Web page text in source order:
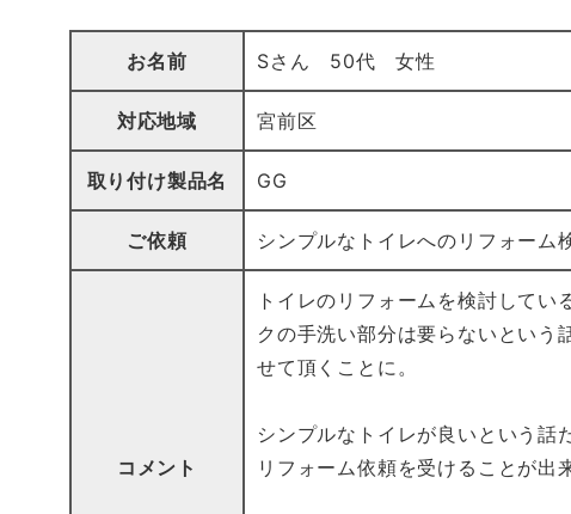
お名前 Sさん 50代 女性
対応地域 宮前区
取り付け製品名 GG
ご依頼 シンプルなトイレへのリフォーム
コメント
トイレのリフォームを検討して
クの手洗い部分は要らないという
せて頂くことに。
シンプルなトイレが良いという話
リフォーム依頼を受けることが出